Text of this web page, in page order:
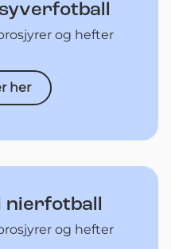
og hefter
her
nierfotball
og hefter